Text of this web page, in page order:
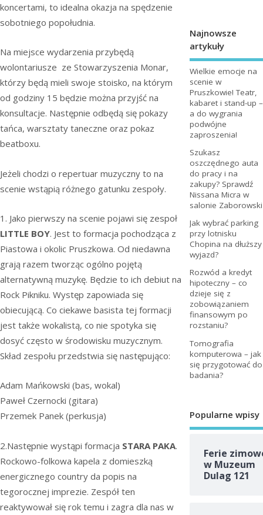
koncertami, to idealna okazja na spędzenie
sobotniego popołudnia.
Na miejsce wydarzenia przybędą
wolontariusze ze Stowarzyszenia Monar,
którzy będą mieli swoje stoisko, na którym
od godziny 15 będzie można przyjść na
konsultacje. Następnie odbędą się pokazy
tańca, warsztaty taneczne oraz pokaz
beatboxu.
Jeżeli chodzi o repertuar muzyczny to na
scenie wstąpią różnego gatunku zespoły.
1. Jako pierwszy na scenie pojawi się zespoł
LITTLE BOY. Jest to formacja pochodząca z
Piastowa i okolic Pruszkowa. Od niedawna
grają razem tworząc ogólno pojętą
alternatywną muzykę. Będzie to ich debiut na
Rock Pikniku. Występ zapowiada się
obiecującą. Co ciekawe basista tej formacji
jest także wokalistą, co nie spotyka się
dosyć często w środowisku muzycznym.
Skład zespołu przedstwia się następująco:
Adam Mańkowski (bas, wokal)
Paweł Czernocki (gitara)
Przemek Panek (perkusja)
2.Następnie wystąpi formacja STARA PAKA.
Rockowo-folkowa kapela z domieszką
energicznego country da popis na
tegorocznej imprezie. Zespół ten
reaktywował się rok temu i zagra dla nas w
Najnowsze
artykuły
Wielkie emocje na
scenie w
Pruszkowie! Teatr,
kabaret i stand-up –
a do wygrania
podwójne
zaproszenia!
Szukasz
oszczędnego auta
do pracy i na
zakupy? Sprawdź
Nissana Micra w
salonie Zaborowski
Jak wybrać parking
przy lotnisku
Chopina na dłuższy
wyjazd?
Rozwód a kredyt
hipoteczny – co
dzieje się z
zobowiązaniem
finansowym po
rozstaniu?
Tomografia
komputerowa – jak
się przygotować do
badania?
Popularne wpisy
Ferie
w Muzeum
Dulag 121